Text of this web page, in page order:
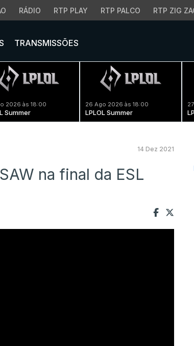
RÁDIO RTP PLAY RTP PALCO RTP ZIG
TRANSMISSÕES
2026 às 18:00
Summer
26 Ago 2026 às 18:00
LPLOL Summer
14 Dez 2021
na final da ESL